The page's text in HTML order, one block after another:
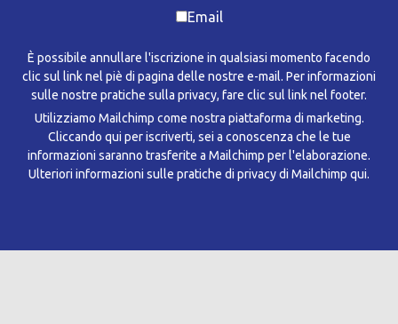
Email
È possibile annullare l'iscrizione in qualsiasi momento facendo
clic sul link nel piè di pagina delle nostre e-mail. Per informazioni
sulle nostre pratiche sulla privacy, fare clic sul link nel footer.
Utilizziamo Mailchimp come nostra piattaforma di marketing.
Cliccando qui per iscriverti, sei a conoscenza che le tue
informazioni saranno trasferite a Mailchimp per l'elaborazione.
Ulteriori informazioni sulle pratiche di privacy di Mailchimp qui.